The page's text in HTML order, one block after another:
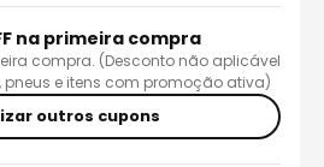
na primeira compra
compra. (Desconto não aplicável
e itens com promoção ativa)
outros cupons